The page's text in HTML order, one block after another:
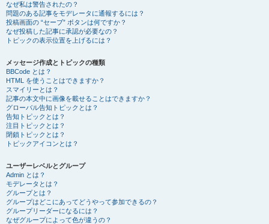
なぜ私は警告されたの？
問題のある記事をモデレータに通報するには？
投稿画面の “セーブ” ボタンは何ですか？
なぜ投稿した記事に承認が必要なの？
トピックの表示位置を上げるには？
メッセージ作成とトピックの種類
BBCode とは？
HTML を使うことはできますか？
スマイリーとは？
記事の本文中に画像を載せることはできますか？
グローバル告知トピックとは？
告知トピックとは？
注目トピックとは？
閉鎖トピックとは？
トピックアイコンとは？
ユーザーレベルとグループ
Admin とは？
モデレータとは？
グループとは？
グループはどこにあってどうやって参加できるの？
グループリーダーになるには？
なぜグループによって色が違うの？